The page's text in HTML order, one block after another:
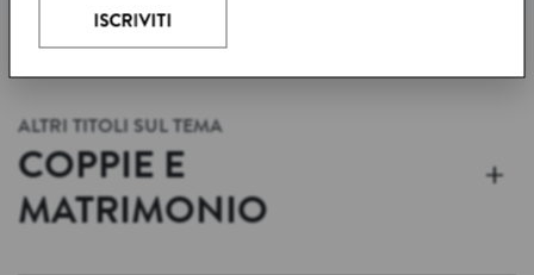
ALTRI TITOLI SUL TEMA
COPPIE E
MATRIMONIO
+